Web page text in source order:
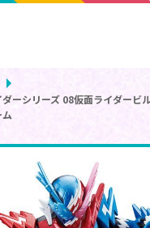
ーシリーズ 08仮面ライダービ